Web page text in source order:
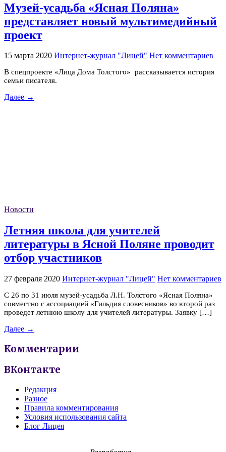
Музей-усадьба «Ясная Поляна»
представляет новый мультимедийный
проект
15 марта 2020 Интернет-журнал "Лицей" Нет комментариев
В спецпроекте «Лица Дома Толстого» рассказывается история
семьи писателя.
Далее →
Новости
Летняя школа для учителей
литературы в Ясной Поляне проводит
отбор участников
27 февраля 2020 Интернет-журнал "Лицей" Нет комментариев
С 26 по 31 июля музей-усадьба Л.Н. Толстого «Ясная Поляна»
совместно с ассоциацией «Гильдия словесников» во второй раз
проведет летнюю школу для учителей литературы. Заявку […]
Далее →
Комментарии
ВКонтакте
Редакция
Разное
Правила комментирования
Условия использования сайта
Блог Лицея